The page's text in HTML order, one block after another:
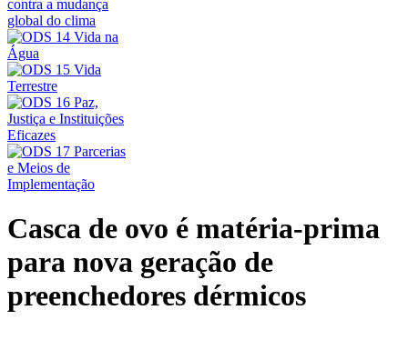
Casca de ovo é matéria-prima
para nova geração de
preenchedores dérmicos